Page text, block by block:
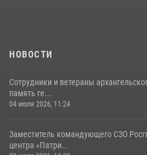
НОВОСТИ
Сотрудники и ветераны
память ге...
04 июля 2026, 11:24
Заместитель командующего СЗО
центра «Патри...